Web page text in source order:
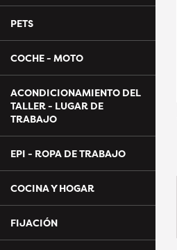
PETS
COCHE - MOTO
ACONDICIONAMIENTO DEL
TALLER - LUGAR DE
TRABAJO
EPI - ROPA DE TRABAJO
COCINA Y HOGAR
FIJACIÓN